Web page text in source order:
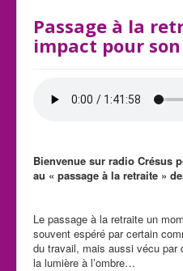
Passage à la
impact pour
Bienvenue sur radio Crésus
au « passage à la retraite »
Le passage à la retraite un
souvent espéré par certain
du travail, mais aussi vécu par
la lumière à l’ombre…